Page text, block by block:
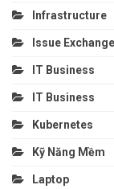
Infrastructure
Issue Exchange
IT Business
IT Business
Kubernetes
Kỹ Năng Mềm
Laptop